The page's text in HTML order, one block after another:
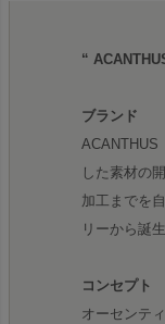
“
ブランド
ACANTHUS
した素材の
加工までを
リーから誕
コンセプト
オーセンテ